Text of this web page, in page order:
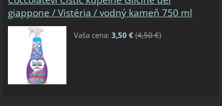
giappone / Vistéria / vodný kameň 750 ml
Vaša cena: 3,50 €(4,50 €)